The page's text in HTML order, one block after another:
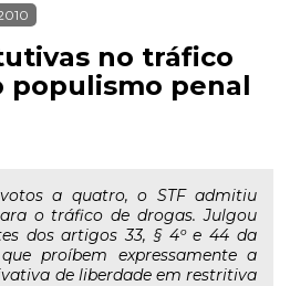
no tráfico
populismo penal
a quatro, o STF admitiu
o tráfico de drogas. Julgou
dos artigos 33, § 4º e 44 da
proíbem expressamente a
de liberdade em restritiva